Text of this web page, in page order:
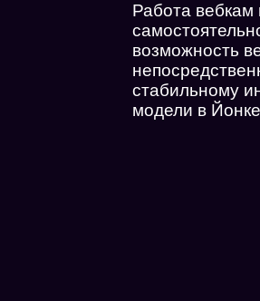
Работа вебкам
возможность
стабильному
модели в